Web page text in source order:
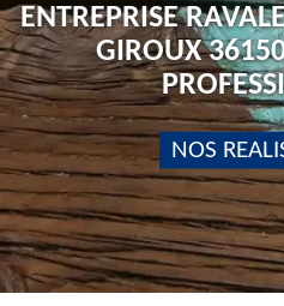
ENTREPRISE
GIROUX
NOS